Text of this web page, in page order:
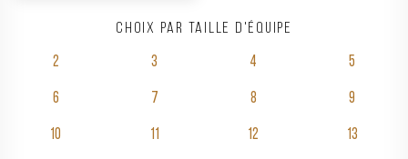
Choix par taille d'équipe
2 3 4 5
6 7 8 9
10 11 12 13